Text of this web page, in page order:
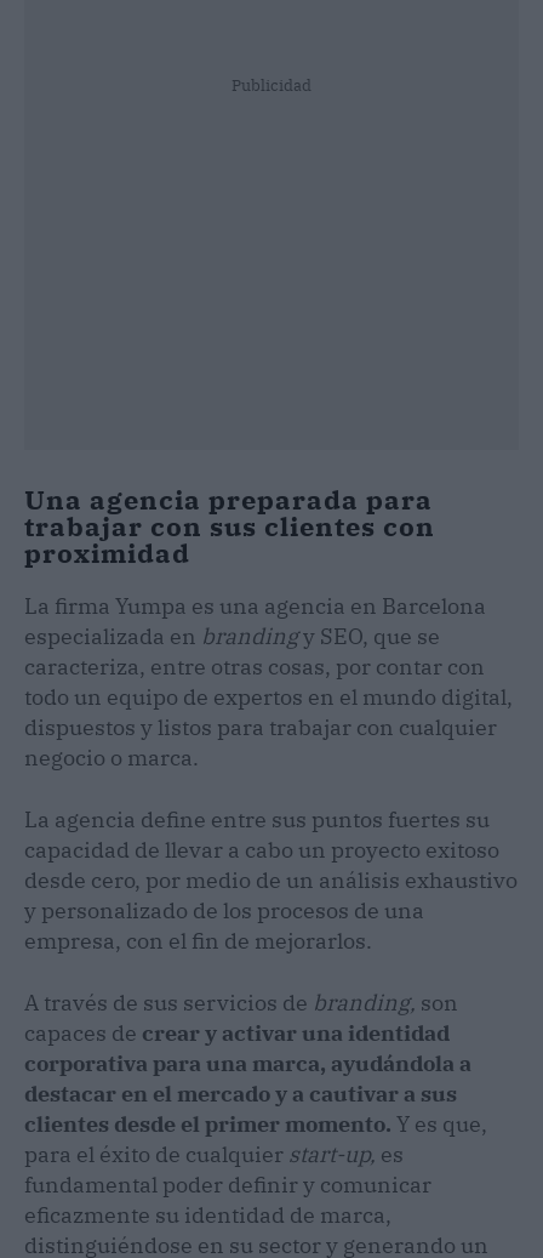
Publicidad
Una agencia preparada para
trabajar con sus clientes con
proximidad
La firma Yumpa es una agencia en Barcelona
especializada en brandingy SEO, que se
caracteriza, entre otras cosas, por contar con
todo un equipo de expertos en el mundo digital,
dispuestos y listos para trabajar con cualquier
negocio o marca.
La agencia define entre sus puntos fuertes su
capacidad de llevar a cabo un proyecto exitoso
desde cero, por medio de un análisis exhaustivo
y personalizado de los procesos de una
empresa, con el fin de mejorarlos.
A través de sus servicios de branding, son
capaces de crear y activar una identidad
corporativa para una marca, ayudándola a
destacar en el mercado y a cautivar a sus
clientes desde el primer momento. Y es que,
para el éxito de cualquier start-up, es
fundamental poder definir y comunicar
eficazmente su identidad de marca,
distinguiéndose en su sector y generando un